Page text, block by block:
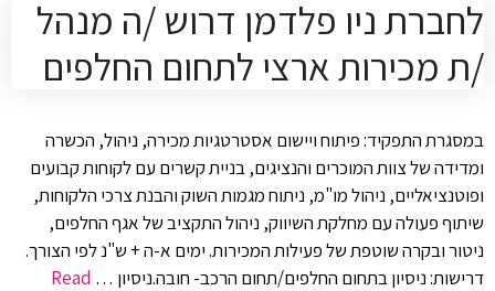
לחברת ניו פלדמן דרוש /ה מנהל
/ת מכירות ארצי לתחום החלפים
במסגרת התפקיד: פיתוח ויישום אסטרטגיות מכירה, ניהול, הכשרה
ומדידה של צוות המוכרים והנציגים, בניית קשרים עם לקוחות קבועים
ופוטנציאליים, ניהול מו"מ, ניתוח מגמות השוק והבנת צרכי הלקוחות,
שיתוף פעולה עם מחלקת השיווק, ניהול התקציב של אגף החלפים,
ניטור ובקרה שוטפת של פעילות המכירות. ימים א-ה + ש"נ לפי הצורך.
דרישות: ניסיון בתחום החלפים/תחום הרכב- חובה.ניסיון … Read